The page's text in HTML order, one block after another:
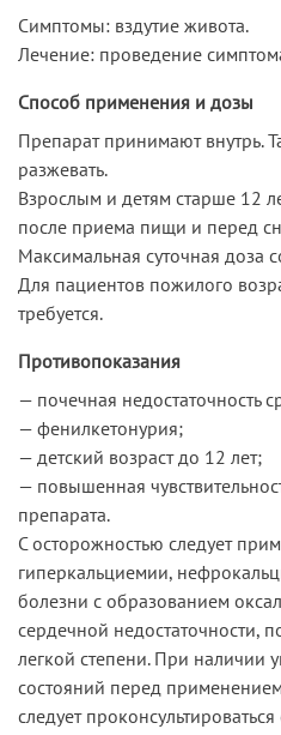
Симптомы: вздутие живота.
Лечение: проведение
Способ применения и дозы
Препарат принимают внутрь.
разжевать.
Взрослым и детям старше 12
после приема пищи и перед
Максимальная суточная доза
Для пациентов пожилого
требуется.
Противопоказания
— почечная недостаточность
— фенилкетонурия;
— детский возраст до 12 лет;
— повышенная
препарата.
С осторожностью следует
гиперкальциемии,
болезни с образованием
сердечной недостаточности,
легкой степени. При наличии
состояний перед
следует